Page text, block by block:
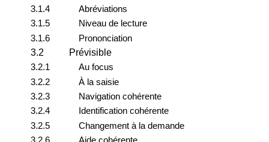
3.1.4
Abréviations
3.1.5
Niveau de lecture
3.1.6
Prononciation
3.2
Prévisible
3.2.1
Au focus
3.2.2
À la saisie
3.2.3
Navigation cohérente
3.2.4
Identification cohérente
3.2.5
Changement à la demande